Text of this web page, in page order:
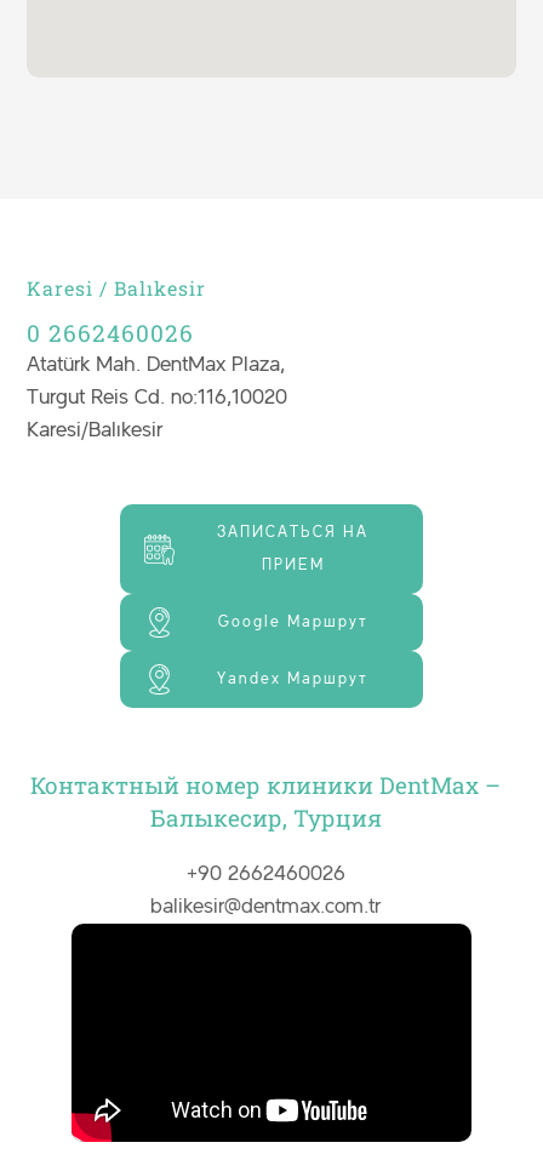
Karesi / Balıkesir
0 2662460026
Atatürk Mah. DentMax Plaza,
Turgut Reis Cd. no:116,10020
Karesi/Balıkesir
ЗАПИСАТЬСЯ НА
ПРИЕМ
Google Маршрут
Yandex Маршрут
Контактный номер клиники DentMax –
Балыкесир, Турция
+90 2662460026
balikesir@dentmax.com.tr